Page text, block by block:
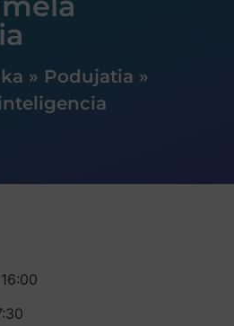
» Podujatia »